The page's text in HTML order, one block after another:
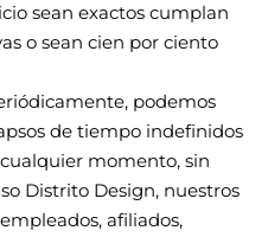
sean exactos cumplan
o sean cien por ciento
podemos
de tiempo indefinidos
momento, sin
Distrito Design, nuestros
afiliados,